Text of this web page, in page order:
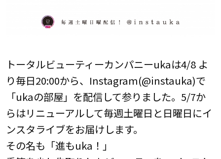
トータルビューティーカンパニーukaは4/8 よ
り毎日20:00から、Instagram(@instauka)で
「ukaの部屋」を配信して参りました。5/7か
らはリニューアルして毎週土曜日と日曜日にイ
ンスタライブをお届けします。
その名も「進もuka！」